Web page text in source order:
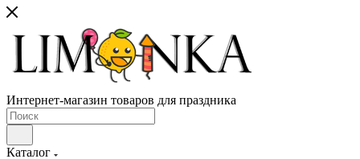
Интернет-магазин товаров для праздника
Каталог